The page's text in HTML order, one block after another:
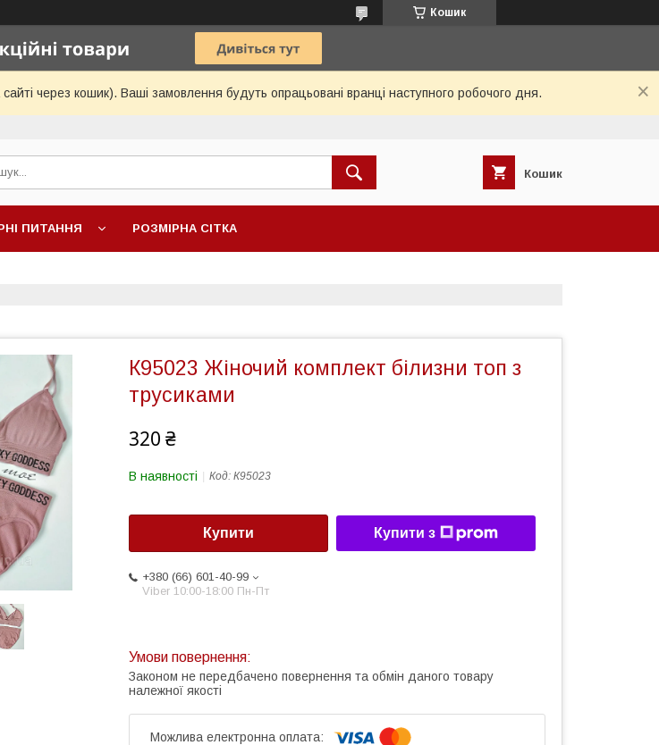
Кошик
через кошик). Ваші замовлення будуть опрацьовані вранці наступного робочого дня.
Кошик
ПИТАННЯ РОЗМІРНА СІТКА
К95023 Жіночий комплект білизни топ з
трусиками
320 ₴
В наявності Код: К95023
Купити Купити з
+380 (66) 601-40-99
Viber 10:00-18:00 Пн-Пт
Законом не передбачено повернення та обмін даного товару
належної якості